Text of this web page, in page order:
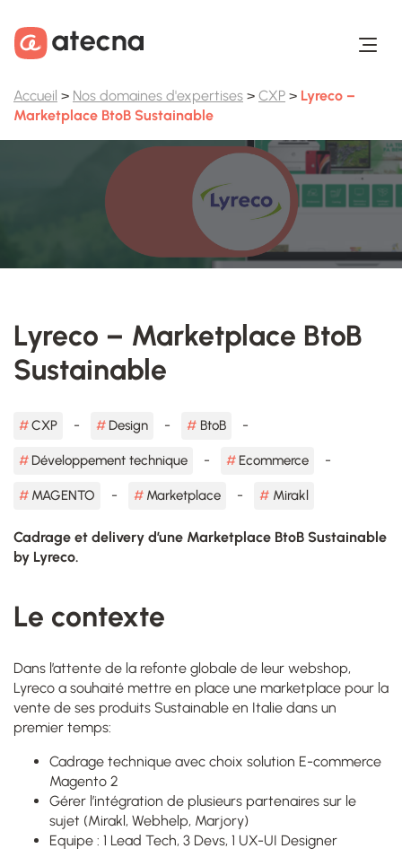
Accueil > Nos domaines d'expertises > CXP > Lyreco –
Marketplace BtoB Sustainable
Lyreco – Marketplace BtoB
Sustainable
CXP Design BtoB
Développement technique Ecommerce
MAGENTO Marketplace Mirakl
Cadrage et delivery d’une Marketplace BtoB Sustainable
by Lyreco.
Le contexte
Dans l’attente de la refonte globale de leur webshop,
Lyreco a souhaité mettre en place une marketplace pour la
vente de ses produits Sustainable en Italie dans un
premier temps:
Cadrage technique avec choix solution E-commerce
Magento 2
Gérer l’intégration de plusieurs partenaires sur le
sujet (Mirakl, Webhelp, Marjory)
Equipe : 1 Lead Tech, 3 Devs, 1 UX-UI Designer